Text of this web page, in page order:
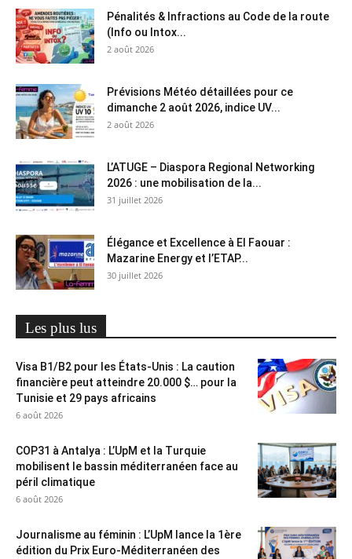
Pénalités & Infractions au Code de la route
(Info ou Intox...
2 août 2026
Prévisions Météo détaillées pour ce
dimanche 2 août 2026, indice UV...
2 août 2026
L’ATUGE – Diaspora Regional Networking
2026 : une mobilisation de la...
31 juillet 2026
Élégance et Excellence à El Faouar :
Mazarine Energy et l’ETAP...
30 juillet 2026
Les plus lus
Visa B1/B2 pour les États-Unis : La caution
financière peut atteindre 20.000 $… pour la
Tunisie et 29 pays africains
6 août 2026
COP31 à Antalya : L’UpM et la Turquie
mobilisent le bassin méditerranéen face au
péril climatique
6 août 2026
Journalisme au féminin : L’UpM lance la 1ère
édition du Prix Euro-Méditerranéen des